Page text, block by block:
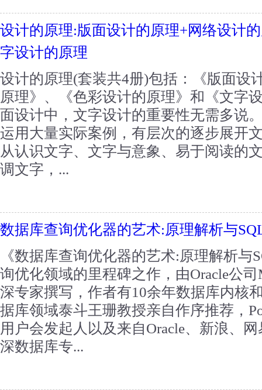
设计的原理:版面设计的原理+网络设计
字设计的原理
设计的原理(套装共4册)包括：《版面设
原理》、《色彩设计的原理》和《文字
面设计中，文字设计的重要性无需多说
运用大量实际案例，有层次的逐步展开
从认识文字、文字与意象、易于阅读的
调文字，...
数据库查询优化器的艺术:原理解析与
《数据库查询优化器的艺术:原理解析
询优化领域的里程碑之作，由Oracle公
深专家撰写，作者有10余年数据库内核
据库领域泰斗王珊教授亲自作序推荐，
用户会发起人以及来自Oracle、新浪、
深数据库专...